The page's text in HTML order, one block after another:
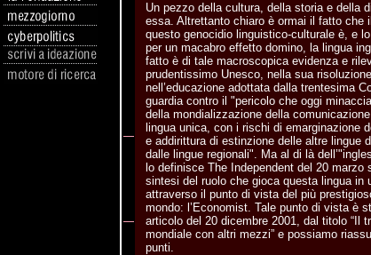
Un pezzo della cultura, della storia e della
essa. Altrettanto chiaro è ormai il fatto che
questo genocidio linguistico-culturale è, e
per un macabro effetto domino, la lingua
fatto è di tale macroscopica evidenza e
prudentissimo Unesco, nella sua
nell’educazione adottata dalla trentesima
guardia contro il "pericolo che oggi
della mondializzazione della
lingua unica, con i rischi di emarginazione
e addirittura di estinzione delle altre lingue
dalle lingue regionali". Ma al di là
lo definisce The Independent del 20
sintesi del ruolo che gioca questa lingua in
attraverso il punto di vista del più
mondo: l’Economist. Tale punto di vista è
articolo del 20 dicembre 2001, dal titolo “Il
mondiale con altri mezzi” e possiamo
punti.